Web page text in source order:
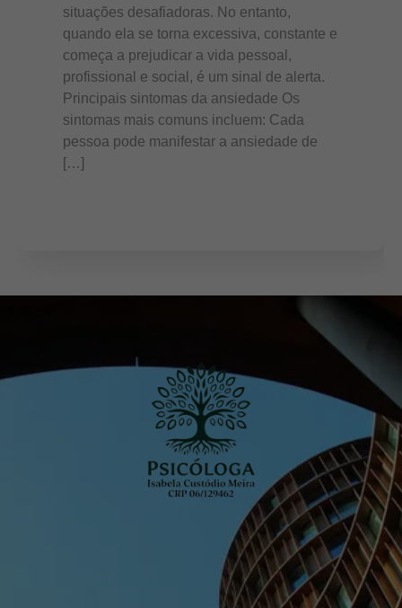
situações desafiadoras. No entanto,
quando ela se torna excessiva, constante e
começa a prejudicar a vida pessoal,
profissional e social, é um sinal de alerta.
Principais sintomas da ansiedade Os
sintomas mais comuns incluem: Cada
pessoa pode manifestar a ansiedade de
[…]